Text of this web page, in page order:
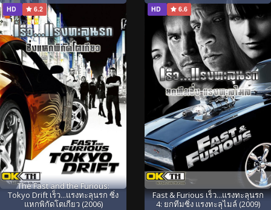
HD 6.2
The Fast and the Furious:
Tokyo Drift เร็ว...แรงทะลุนรก ซิ่ง
แหกพิกัดโตเกียว (2006)
HD 6.6
Fast & Furious เร็ว...แรงทะลุนรก
4: ยกทีมซิ่ง แรงทะลุไมล์ (2009)